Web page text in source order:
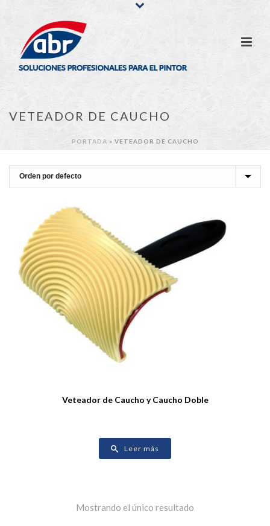
VETEADOR DE CAUCHO
PORTADA » VETEADOR DE CAUCHO
Veteador de Caucho y Caucho Doble
Leer más
Mostrando el único resultado